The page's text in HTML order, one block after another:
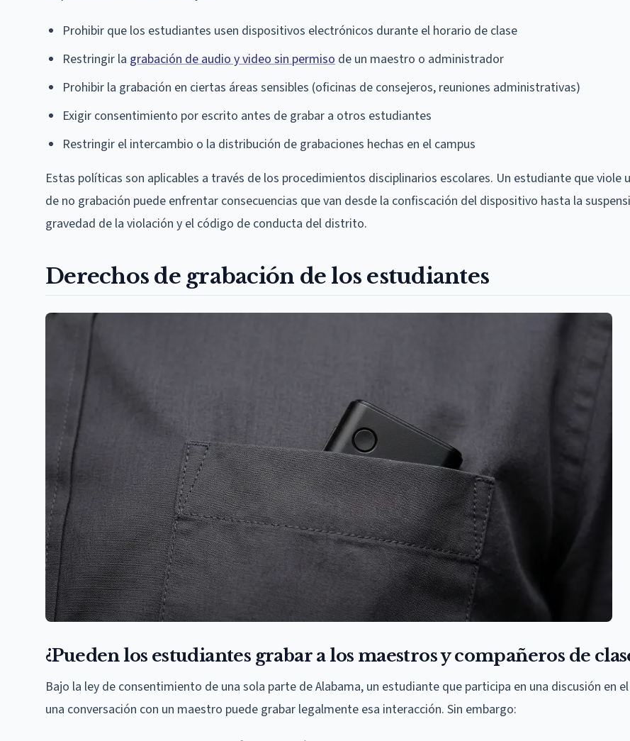
Prohibir que los estudiantes usen dispositivos electrónicos durante el horario de clase
Restringir la grabación de audio y video sin permiso de un maestro o administrador
Prohibir la grabación en ciertas áreas sensibles (oficinas de consejeros, reuniones administrativas)
Exigir consentimiento por escrito antes de grabar a otros estudiantes
Restringir el intercambio o la distribución de grabaciones hechas en el campus
Estas políticas son aplicables a través de los procedimientos disciplinarios escolares. Un estudiante que viole
de no grabación puede enfrentar consecuencias que van desde la confiscación del dispositivo hasta la
gravedad de la violación y el código de conducta del distrito.
Derechos de grabación de los estudiantes
¿Pueden los estudiantes grabar a los maestros y compañeros de
Bajo la ley de consentimiento de una sola parte de Alabama, un estudiante que participa en una discusión en
una conversación con un maestro puede grabar legalmente esa interacción. Sin embargo: